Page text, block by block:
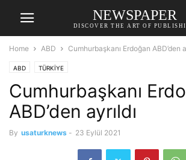
NEWSPAPER
DISCOVER THE ART OF
Home ABD Cumhurbaşkanı Erdoğan ABD’den
ABD TÜRKİYE
Cumhurbaşkanı
ABD’den ayrıldı
By usaturknews - 23 Eylül 2021